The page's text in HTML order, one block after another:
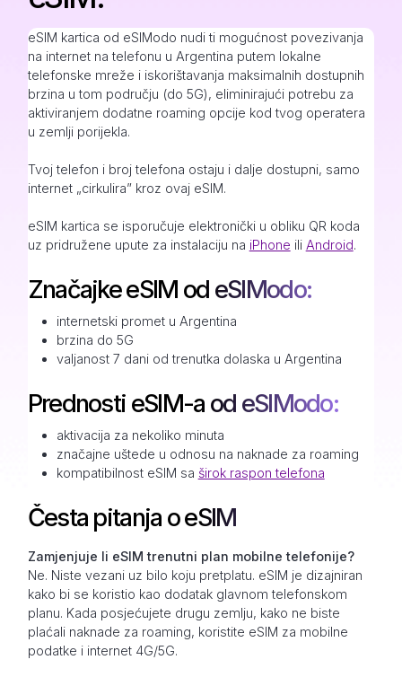
eSIM kartica od eSIModo nudi ti mogućnost povezivanja
na internet na telefonu u Argentina putem lokalne
telefonske mreže i iskorištavanja maksimalnih dostupnih
brzina u tom području (do 5G), eliminirajući potrebu za
aktiviranjem dodatne roaming opcije kod tvog operatera
u zemlji porijekla.
Tvoj telefon i broj telefona ostaju i dalje dostupni, samo
internet „cirkulira” kroz ovaj eSIM.
eSIM kartica se isporučuje elektronički u obliku QR koda
uz pridružene upute za instalaciju na iPhone ili Android.
Značajke eSIM od eSIModo:
internetski promet u Argentina
brzina do 5G
valjanost 7 dani od trenutka dolaska u Argentina
Prednosti eSIM-a od eSIModo:
aktivacija za nekoliko minuta
značajne uštede u odnosu na naknade za roaming
kompatibilnost eSIM sa širok raspon telefona
Česta pitanja o eSIM
Zamjenjuje li eSIM trenutni plan mobilne telefonije?
Ne. Niste vezani uz bilo koju pretplatu. eSIM je dizajniran
kako bi se koristio kao dodatak glavnom telefonskom
planu. Kada posjećujete drugu zemlju, kako ne biste
plaćali naknade za roaming, koristite eSIM za mobilne
podatke i internet 4G/5G.